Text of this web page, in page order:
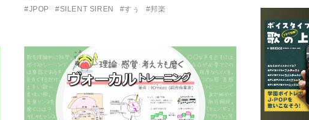
ぅ『この季節が終わる前に〜わたしと◯◯の
#JPOP #SILENT SIREN #すぅ #邦楽